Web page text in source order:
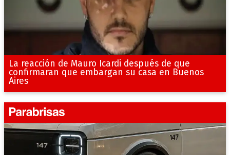
La reacción de Mauro Icardi después de que
confirmaran que embargan su casa en Buenos
Aires